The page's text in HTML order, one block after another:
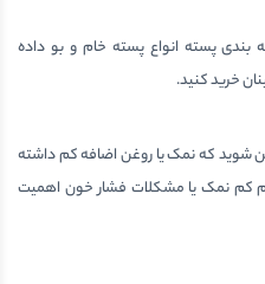
بندی پسته انواع پسته خام و بو داده
خرید کنید.
شوید که نمک یا روغن اضافه کم داشته
کم نمک یا مشکلات فشار خون اهمیت